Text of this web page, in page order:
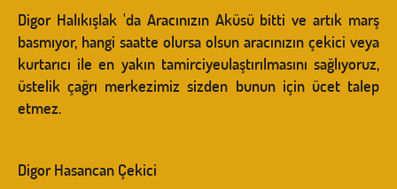
Digor Halıkışlak 'da Aracınızın Aküsü bitti ve artık marş
basmıyor, hangi saatte olursa olsun aracınızın çekici veya
kurtarıcı ile en yakın tamirciyeulaştırılmasını sağlıyoruz,
üstelik çağrı merkezimiz sizden bunun için ücet talep
etmez.
Digor Hasancan Çekici